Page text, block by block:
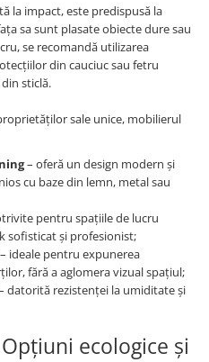
la impact, este predispusă la
sa sunt plasate obiecte dure sau
se recomandă utilizarea
din cauciuc sau fetru
sticlă.
sale unice, mobilierul
– oferă un design modern și
cu baze din lemn, metal sau
pentru spațiile de lucru
sofisticat și profesionist;
– ideale pentru expunerea
fără a aglomera vizual spațiul;
datorită rezistenței la umiditate și
ecologice și